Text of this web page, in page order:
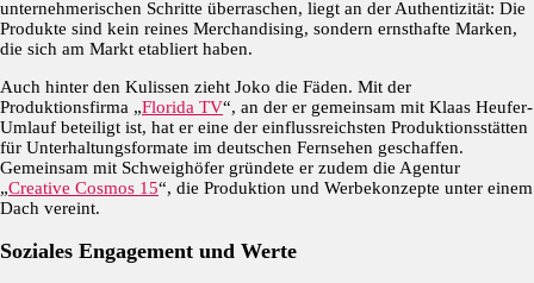
unternehmerischen Schritte überraschen, liegt an der Authentizität: Die
Produkte sind kein reines Merchandising, sondern ernsthafte Marken,
die sich am Markt etabliert haben.
Auch hinter den Kulissen zieht Joko die Fäden. Mit der
Produktionsfirma „Florida TV“, an der er gemeinsam mit Klaas Heufer-
Umlauf beteiligt ist, hat er eine der einflussreichsten Produktionsstätten
für Unterhaltungsformate im deutschen Fernsehen geschaffen.
Gemeinsam mit Schweighöfer gründete er zudem die Agentur
„Creative Cosmos 15“, die Produktion und Werbekonzepte unter einem
Dach vereint.
Soziales Engagement und Werte